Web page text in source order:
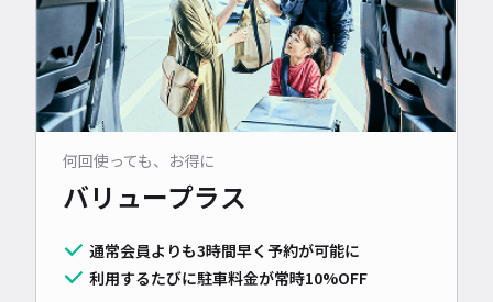
何回使っても、お得に
バリュープラス
通常会員よりも3時間早く予約が可能に
利用するたびに駐車料金が常時10%OFF